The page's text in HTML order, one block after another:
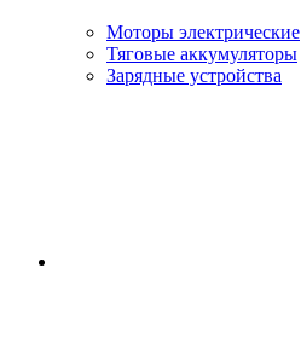
Моторы электрические
Тяговые аккумуляторы
Зарядные устройства